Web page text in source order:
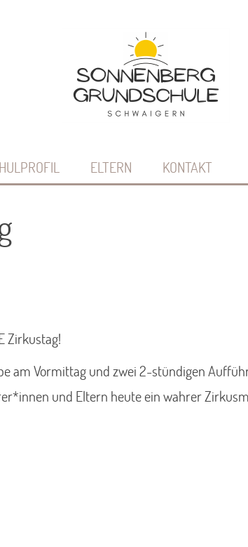
ELTERN KONTAKT
Zirkustag!
am Vormittag und zwei 2-stündigen
und Eltern heute ein wahrer